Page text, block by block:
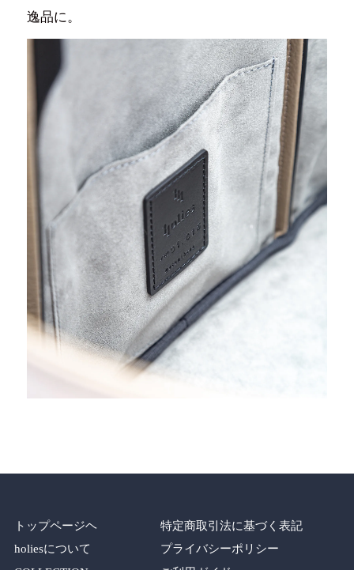
逸品に。
トップページヘ
holiesについて
特定商取引法に基づく表記
プライバシーポリシー